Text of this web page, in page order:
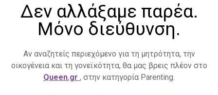
Δεν αλλάξαμε παρέα.
Μόνο διεύθυνση.
Αν αναζητείς περιεχόμενο για τη μητρότητα, την
οικογένεια και τη γονεϊκότητα, θα μας βρεις πλέον στο
Queen.gr , στην κατηγορία Parenting.